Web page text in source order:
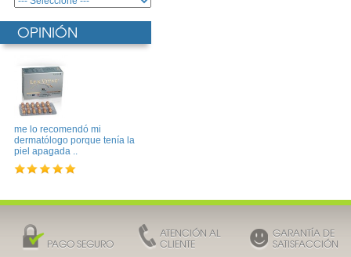
OPINIÓN
me lo recomendó mi
dermatólogo porque tenía la
piel apagada ..
PAGO SEGURO
ATENCIÓN AL
CLIENTE
GARANTÍA DE
SATISFACCIÓN